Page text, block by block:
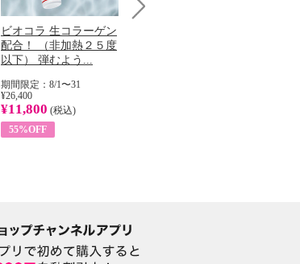
ビオコラ 生コラーゲン
配合！ （非加熱２５度
以下） 弾むよう...
期間限定：8/1〜31
¥26,400
¥11,800 (税込)
55%OFF